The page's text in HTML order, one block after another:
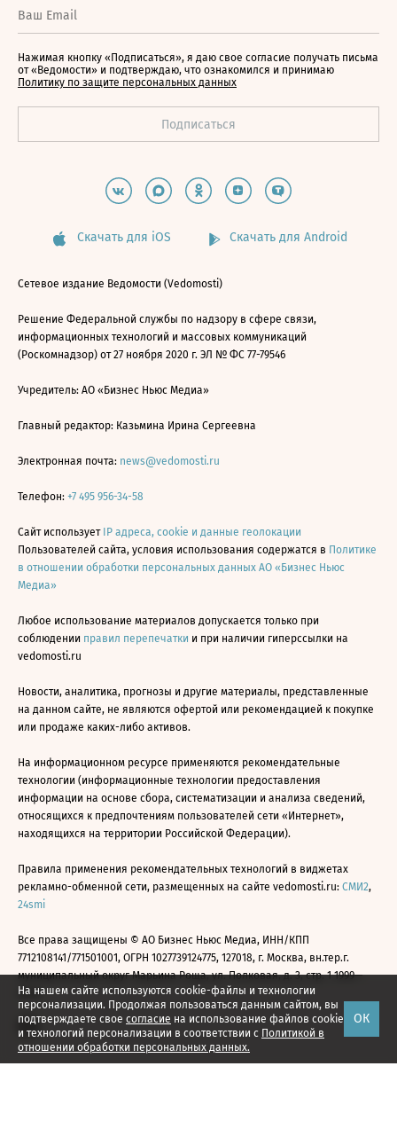
На нашем сайте используются cookie-файлы и технологии
персонализации. Продолжая пользоваться данным сайтом, вы
подтверждаете свое согласие на использование файлов cookie
и технологий персонализации в соответствии с Политикой в
отношении обработки персональных данных.
ОК
Нажимая кнопку «Подписаться», я даю свое согласие получать письма
от «Ведомости» и подтверждаю, что ознакомился и принимаю
Политику по защите персональных данных
Скачать для iOS Скачать для Android
Сетевое издание Ведомости (Vedomosti)
Решение Федеральной службы по надзору в сфере связи,
информационных технологий и массовых коммуникаций
(Роскомнадзор) от 27 ноября 2020 г. ЭЛ № ФС 77-79546
Учредитель: АО «Бизнес Ньюс Медиа»
Главный редактор: Казьмина Ирина Сергеевна
Электронная почта: news@vedomosti.ru
Телефон: +7 495 956-34-58
Сайт использует IP адреса, cookie и данные геолокации
Пользователей сайта, условия использования содержатся в Политике
в отношении обработки персональных данных АО «Бизнес Ньюс
Медиа»
Любое использование материалов допускается только при
соблюдении правил перепечатки и при наличии гиперссылки на
vedomosti.ru
Новости, аналитика, прогнозы и другие материалы, представленные
на данном сайте, не являются офертой или рекомендацией к покупке
или продаже каких-либо активов.
На информационном ресурсе применяются рекомендательные
технологии (информационные технологии предоставления
информации на основе сбора, систематизации и анализа сведений,
относящихся к предпочтениям пользователей сети «Интернет»,
находящихся на территории Российской Федерации).
Правила применения рекомендательных технологий в виджетах
рекламно-обменной сети, размещенных на сайте vedomosti.ru: СМИ2,
24smi
Все права защищены © АО Бизнес Ньюс Медиа, ИНН/КПП
7712108141/771501001, ОГРН 1027739124775, 127018, г. Москва, вн.тер.г.
муниципальный округ Марьина Роща, ул. Полковая, д. 3, стр. 1 1999—
2026